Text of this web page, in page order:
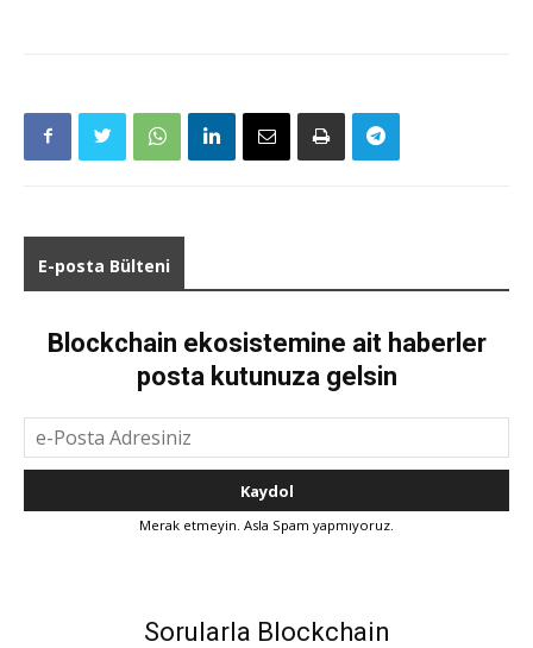
E-posta Bülteni
Blockchain ekosistemine ait haberler
posta kutunuza gelsin
Merak etmeyin. Asla Spam yapmıyoruz.
Sorularla Blockchain